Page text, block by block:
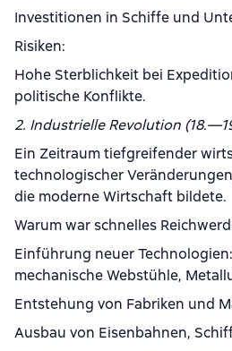
Investitionen in Schiffe und
Risiken:
Hohe Sterblichkeit bei
politische Konflikte.
2. Industrielle Revolution
Ein Zeitraum tiefgreifender
technologischer
die moderne Wirtschaft bildete.
Warum war schnelles
Einführung neuer
mechanische Webstühle,
Entstehung von Fabriken und
Ausbau von Eisenbahnen,